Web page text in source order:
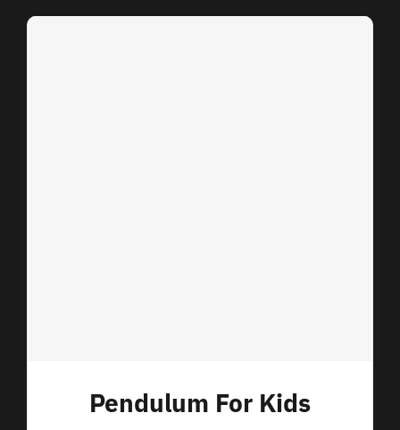
Pendulum For Kids